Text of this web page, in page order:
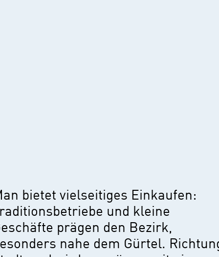
bietet vielseitiges Einkaufen:
und kleine
prägen den Bezirk,
nahe dem Gürtel.